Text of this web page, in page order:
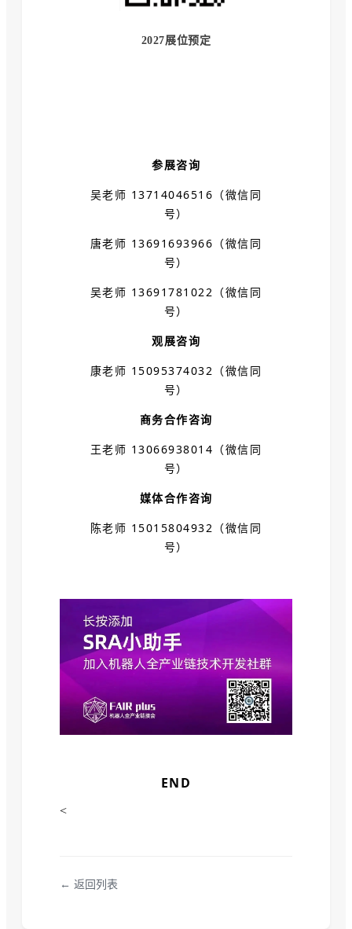
2027展位预定
参展咨询
吴老师 13714046516（微信同
号）
唐老师 13691693966（微信同
号）
吴老师 13691781022（微信同
号）
观展咨询
康老师 15095374032（微信同
号）
商务合作咨询
王老师 13066938014（微信同
号）
媒体合作咨询
陈老师 15015804932（微信同
号）
END
<
← 返回列表